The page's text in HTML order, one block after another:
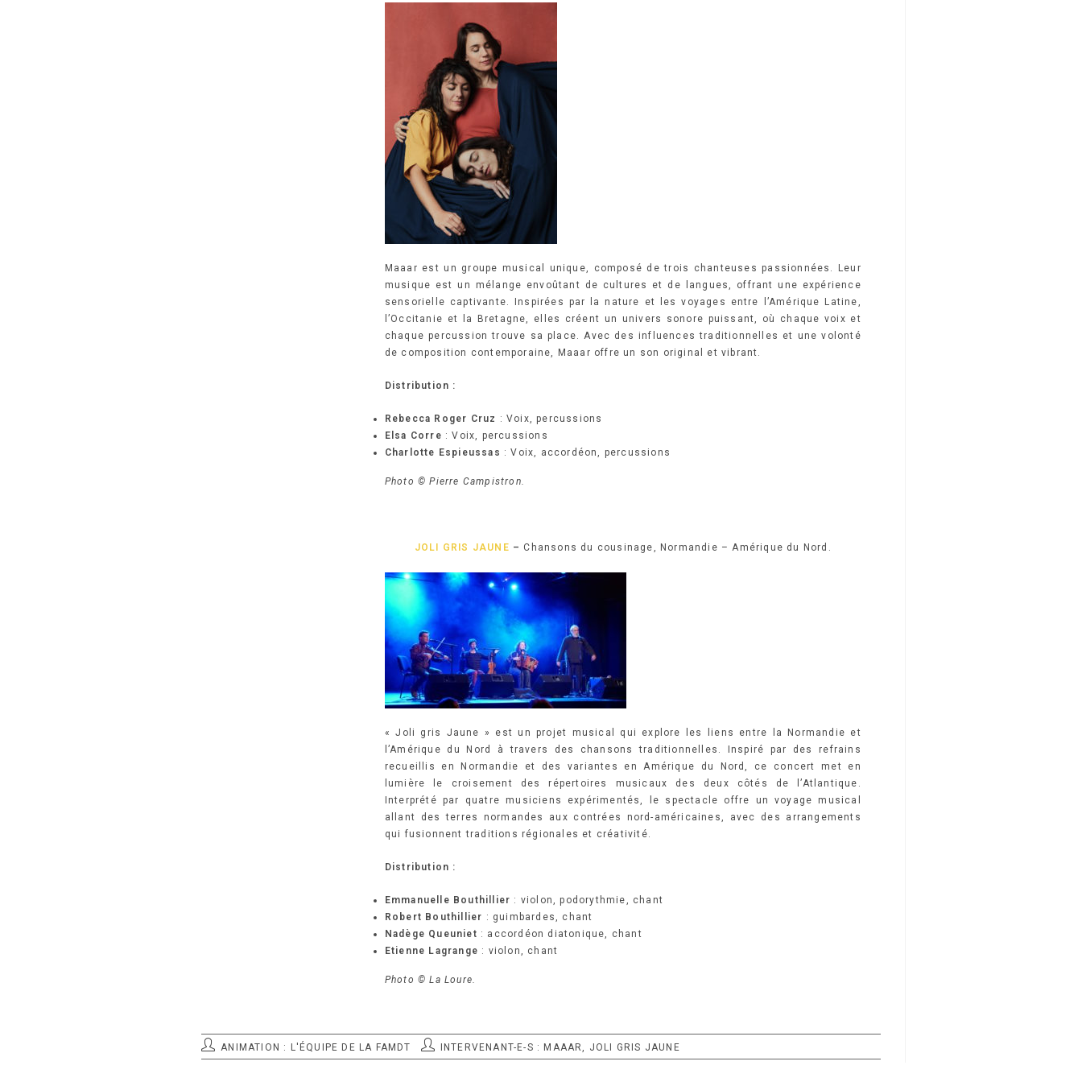
Maaar est un groupe musical unique, composé de trois chanteuses passionnées. Leur
musique est un mélange envoûtant de cultures et de langues, offrant une expérience
sensorielle captivante. Inspirées par la nature et les voyages entre l’Amérique Latine,
l’Occitanie et la Bretagne, elles créent un univers sonore puissant, où chaque voix et
chaque percussion trouve sa place. Avec des influences traditionnelles et une volonté
de composition contemporaine, Maaar offre un son original et vibrant.
Distribution :
Rebecca Roger Cruz : Voix, percussions
Elsa Corre : Voix, percussions
Charlotte Espieussas : Voix, accordéon, percussions
Photo © Pierre Campistron.
JOLI GRIS JAUNE – Chansons du cousinage, Normandie – Amérique du Nord.
« Joli gris Jaune » est un projet musical qui explore les liens entre la Normandie et
l’Amérique du Nord à travers des chansons traditionnelles. Inspiré par des refrains
recueillis en Normandie et des variantes en Amérique du Nord, ce concert met en
lumière le croisement des répertoires musicaux des deux côtés de l’Atlantique.
Interprété par quatre musiciens expérimentés, le spectacle offre un voyage musical
allant des terres normandes aux contrées nord-américaines, avec des arrangements
qui fusionnent traditions régionales et créativité.
Distribution :
Emmanuelle Bouthillier : violon, podorythmie, chant
Robert Bouthillier : guimbardes, chant
Nadège Queuniet : accordéon diatonique, chant
Etienne Lagrange : violon, chant
Photo © La Loure.
POST
AANIMATEUR:
ANIMATION : L'ÉQUIPE DE LA FAMDT
AUTEUR/AUTRICE
DE
INTERVENANT-E-S : MAAAR, JOLI GRIS JAUNE